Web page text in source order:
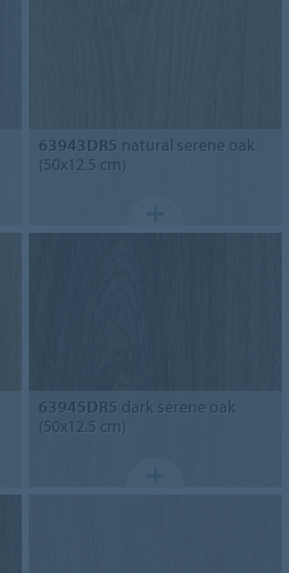
63943DR5 natural serene oak
(50x12.5 cm)
63945DR5 dark serene oak
(50x12.5 cm)